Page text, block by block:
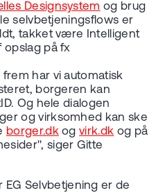
Designsystem og brug
selvbetjeningsflows er
takket være Intelligent
opslag på fx
har vi automatisk
borgeren kan
Og hele dialogen
og virksomhed kan ske
borger.dkogvirk.dk og på
siger Gitte
Selvbetjening er de